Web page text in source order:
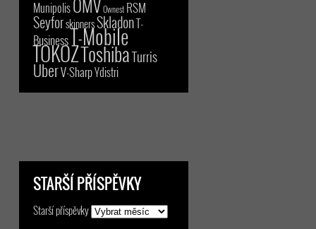
MunipolisOMVOwnest RSM
SeyforskinnersSkladonT-
BusinessT-Mobile
TOKOZToshibaTurris
UberV-SharpYdistri
STARŠÍ PŘÍSPĚVKY
Starší příspěvky